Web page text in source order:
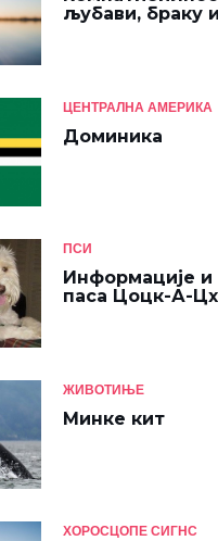
љубави, браку
ЦЕНТРАЛНА АМЕРИКА
Доминика
ПСИ
Информације и
паса Цоцк-А-
ЖИВОТИЊЕ
Минке кит
ХОРОСЦОПЕ СИГНС